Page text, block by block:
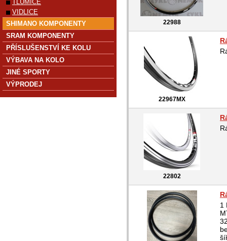
22988
22967MX
22802
1
TLUMIČE
VIDLICE
SHIMANO KOMPONENTY
SRAM KOMPONENTY
PŘÍSLUŠENSTVÍ KE KOLU
VÝBAVA NA KOLO
JINÉ SPORTY
VÝPRODEJ